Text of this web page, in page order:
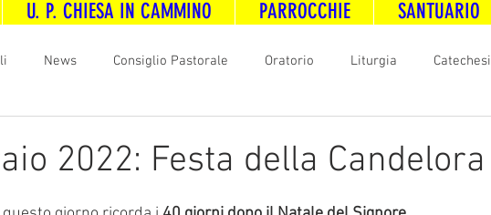
U. P. CHIESA IN CAMMINO PARROCCHIE SANTUARIO
News Consiglio Pastorale Oratorio Liturgia Catechesi
e ammalati
2022: Festa della Candelora
stelle su 5.